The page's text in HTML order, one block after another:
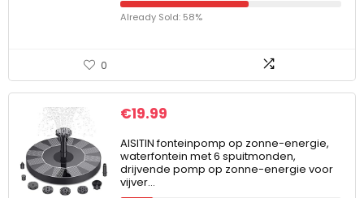
Already Sold: 58%
0
€19.99
AISITIN fonteinpomp op zonne-energie,
waterfontein met 6 spuitmonden,
drijvende pomp op zonne-energie voor
vijver…